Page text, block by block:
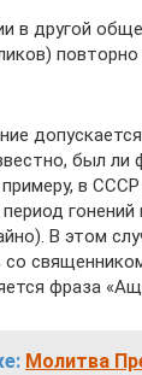
в другой
был
в
гонений
В этом
со
фраза
Молитва